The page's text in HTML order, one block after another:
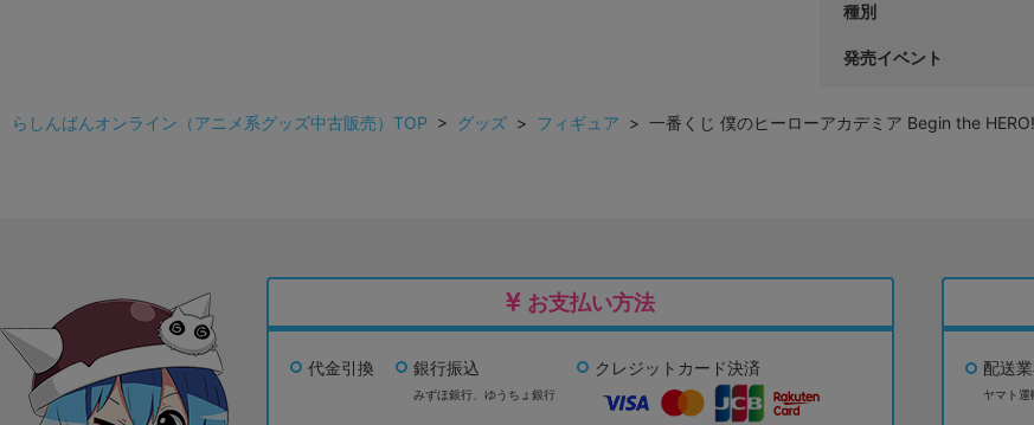
種別
発売イベント
らしんばんオンライン（アニメ系グッズ中古販売）TOP > グッズ > フィギュア > 一番くじ 僕のヒーローアカデミア Begin the
お支払い方法
代金引換 銀行振込
みずほ銀行、 ゆうちょ銀行
クレジットカード決済 配送
ヤマト運